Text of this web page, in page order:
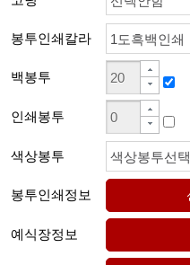
봉투인쇄칼라 1도흑백인쇄
백봉투
인쇄봉투
색상봉투 색상봉투선택
봉투인쇄정보
예식장정보